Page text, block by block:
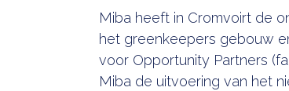
Miba heeft in Cromvoirt de
het greenkeepers gebouw
voor Opportunity Partners
Miba de uitvoering van het